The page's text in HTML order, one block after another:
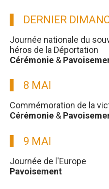
DERNIER
Journée nationale du
héros de la Déportation
Cérémonie &
8 MAI
Commémoration de la
Cérémonie &
9 MAI
Journée de l'Europe
Pavoisement